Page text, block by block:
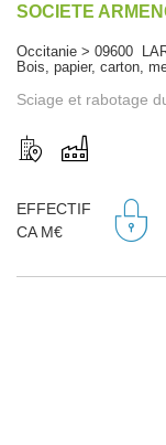
SOCIETE
Occitanie > 09600
Bois, papier, carton,
Sciage et rabotage
EFFECTIF
CA M€